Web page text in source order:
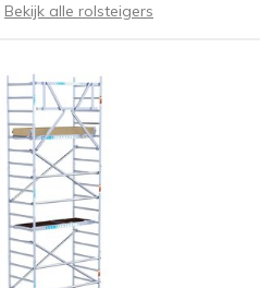
Bekijk alle rolsteigers